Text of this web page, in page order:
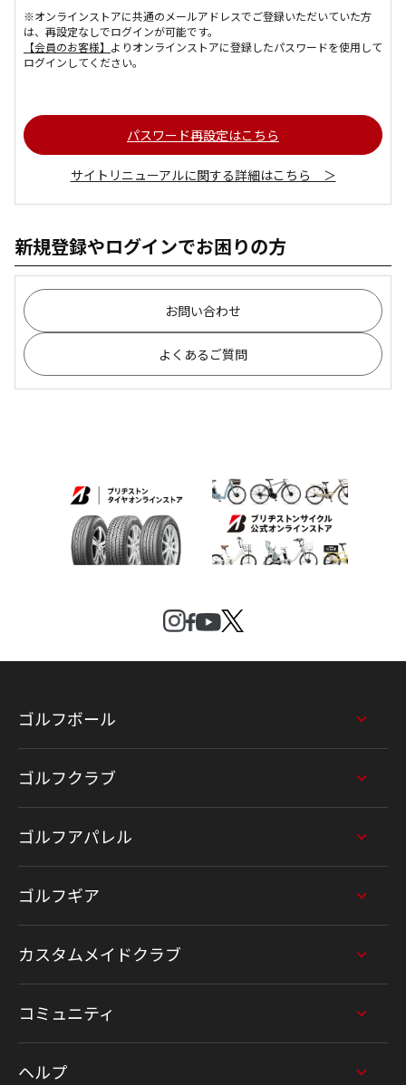
※オンラインストアに共通のメールアドレスでご登録いただいていた方
は、再設定なしでログインが可能です。
【会員のお客様】 よりオンラインストアに登録したパスワードを使用して
ログインしてください。
パスワード再設定はこちら
サイトリニューアルに関する詳細はこちら ＞
新規登録やログインでお困りの方
お問い合わせ
よくあるご質問
ゴルフボール
ゴルフクラブ
ゴルフアパレル
ゴルフギア
カスタムメイドクラブ
コミュニティ
ヘルプ